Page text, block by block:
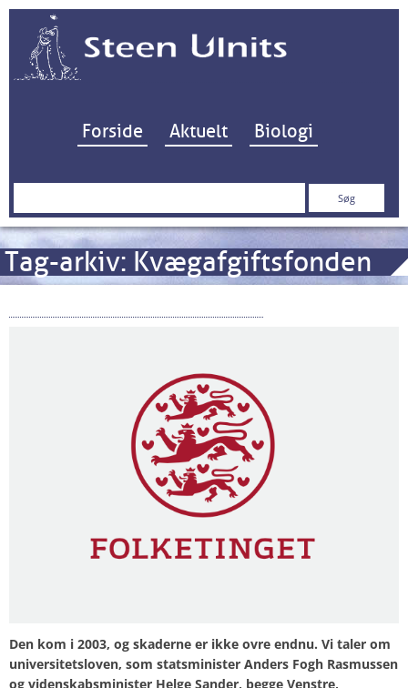
Hop til indhold
Forside Aktuelt Biologi
Søg
Tag-arkiv: Kvægafgiftsfonden
Den kom i 2003, og skaderne er ikke ovre endnu. Vi taler om
universitetsloven, som statsminister Anders Fogh Rasmussen
og videnskabsminister Helge Sander, begge Venstre,